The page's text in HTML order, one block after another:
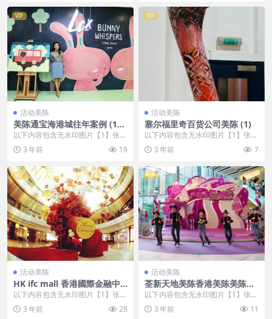
VIP
活动美陈
美陈通宝海港城往年案例 (11
9)
以下内容包含无水印图片【1】张
，开通会员无障碍浏览 开通VIP会
员 3 年前 19
VIP
活动美陈
塞尔福里奇百货公司美陈 (1)
以下内容包含无水印图片【1】张
，开通会员无障碍浏览 开通VIP会
员 3 年前 7
VIP
活动美陈
HK ifc mall 香港國際金融中
心商場美陈案例 (20)
以下内容包含无水印图片【1】张
，开通会员无障碍浏览 开通VIP会
员 3 年前 28
VIP
活动美陈
荃新天地美陈香港美陈美陈网
(25)
以下内容包含无水印图片【1】张
，开通会员无障碍浏览 开通VIP会
员 3 年前 11